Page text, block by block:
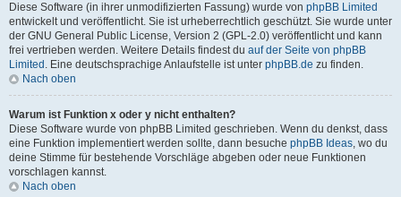
Diese Software (in ihrer unmodifizierten Fassung) wurde von phpBB Limited
entwickelt und veröffentlicht. Sie ist urheberrechtlich geschützt. Sie wurde unter
der GNU General Public License, Version 2 (GPL-2.0) veröffentlicht und kann
frei vertrieben werden. Weitere Details findest du auf der Seite von phpBB
Limited . Eine deutschsprachige Anlaufstelle ist unter phpBB.de zu finden.
Nach oben
Warum ist Funktion x oder y nicht enthalten?
Diese Software wurde von phpBB Limited geschrieben. Wenn du denkst, dass
eine Funktion implementiert werden sollte, dann besuche phpBB Ideas, wo du
deine Stimme für bestehende Vorschläge abgeben oder neue Funktionen
vorschlagen kannst.
Nach oben